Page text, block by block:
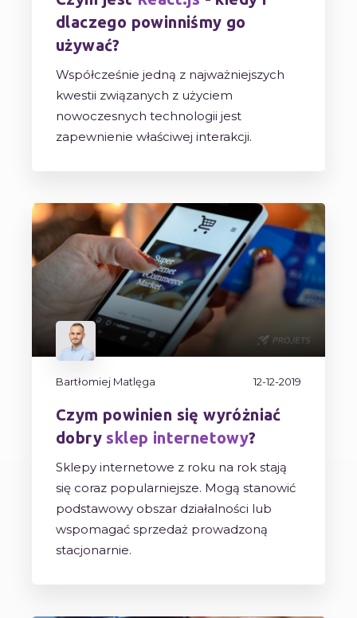
dlaczego powinniśmy go
używać?
Współcześnie jedną z najważniejszych
kwestii związanych z użyciem
nowoczesnych technologii jest
zapewnienie właściwej interakcji.
Bartłomiej Matlęga 12-12-2019
Czym powinien się wyróżniać
dobry sklep internetowy?
Sklepy internetowe z roku na rok stają
się coraz popularniejsze. Mogą stanowić
podstawowy obszar działalności lub
wspomagać sprzedaż prowadzoną
stacjonarnie.